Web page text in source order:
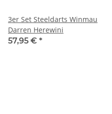
3er Set Steeldarts Winmau
Darren Herewini
57,95 € *